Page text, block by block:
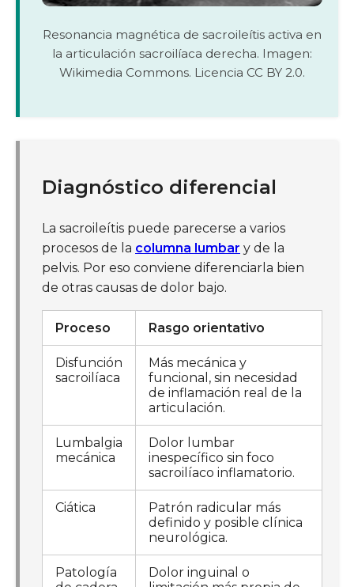
Resonancia magnética de sacroileítis activa en
la articulación sacroilíaca derecha. Imagen:
Wikimedia Commons. Licencia CC BY 2.0.
Diagnóstico diferencial
La sacroileítis puede parecerse a varios
procesos de la columna lumbar y de la
pelvis. Por eso conviene diferenciarla bien
de otras causas de dolor bajo.
Proceso Rasgo orientativo
Disfunción
sacroilíaca
Más mecánica y
funcional, sin necesidad
de inflamación real de la
articulación.
Lumbalgia
mecánica
Dolor lumbar
inespecífico sin foco
sacroilíaco inflamatorio.
Ciática
Patrón radicular más
definido y posible clínica
neurológica.
Patología
Dolor inguinal o